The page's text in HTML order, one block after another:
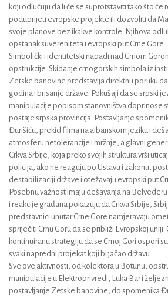
koji odlučuju da li će se suprotstaviti tako što će
poduprijeti evropske projekte ili dozvoliti da
svoje planove bez ikakve kontrole. Njihova
opstanak suvereniteta i evropski put Crne Gore.
Simbolički i identitetski napadi nad Crnom
opstrukcije. Skidanje crnogorskih simbola iz
Zetske banovine predstavlja direktnu poruku
godina i brisanje države. Pokušaji da se srpski
manipulacije popisom stanovništva doprinose
postaje srpska provincija. Postavljanje
Đurišiću, prekid filma na albanskom jeziku i
atmosferu netolerancije i mržnje, a glavni
Crkva Srbije, koja preko svojih struktura vrši
policija, ako ne reaguju po Ustavu i zakonu,
destabilizaciji države i otežavaju evropski put
Posebnu važnost imaju dešavanja na
i reakcije građana pokazuju da Crkva Srbije,
predstavnici unutar Crne Gore namjeravaju
spriječiti Crnu Goru da se približi Evropskoj
kontinuiranu strategiju da se Crnoj Gori ospori
svaki napredni projekat koji bi jačao državu.
Sve ove aktivnosti, od kolektora u Botunu,
manipulacije u Elektroprivredi, Luka Bar i
postavljanje Zetske banovine, do spomenika